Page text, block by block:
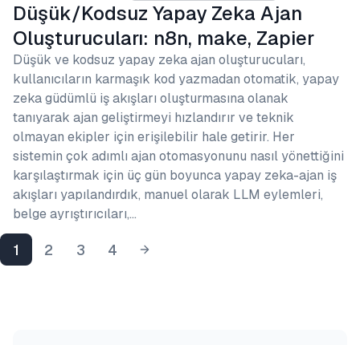
Düşük/Kodsuz Yapay Zeka Ajan
Oluşturucuları: n8n, make, Zapier
Düşük ve kodsuz yapay zeka ajan oluşturucuları,
kullanıcıların karmaşık kod yazmadan otomatik, yapay
zeka güdümlü iş akışları oluşturmasına olanak
tanıyarak ajan geliştirmeyi hızlandırır ve teknik
olmayan ekipler için erişilebilir hale getirir. Her
sistemin çok adımlı ajan otomasyonunu nasıl yönettiğini
karşılaştırmak için üç gün boyunca yapay zeka-ajan iş
akışları yapılandırdık, manuel olarak LLM eylemleri,
belge ayrıştırıcıları,…
1 2 3 4